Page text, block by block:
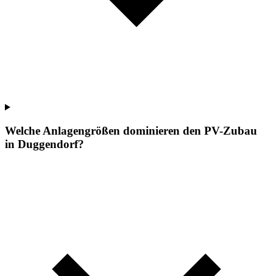
Welche Anlagengrößen dominieren den PV-Zubau
in Duggendorf?